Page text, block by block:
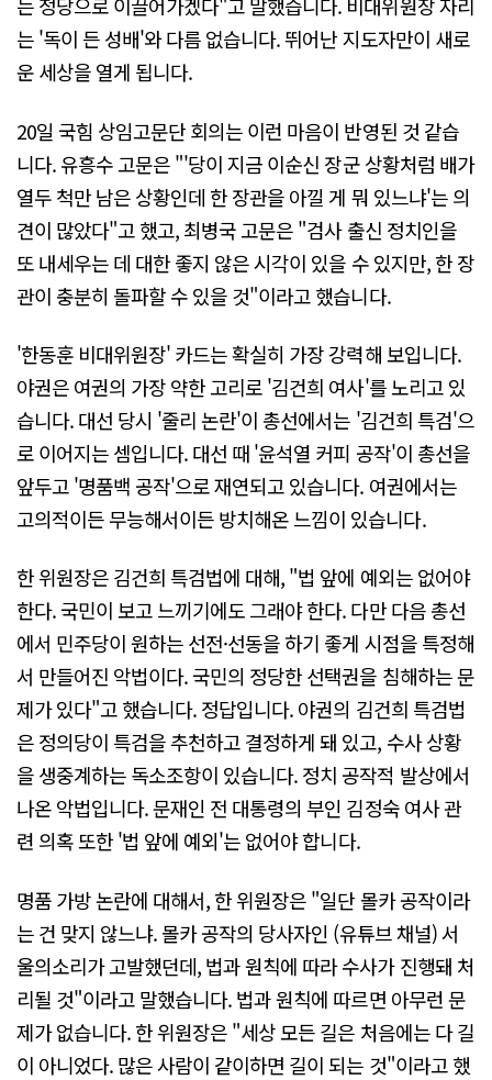
는 '독이 든 성배'와 다름 없습니다. 뛰어난 지도자만이 새로
운 세상을 열게 됩니다.
20일 국힘 상임고문단 회의는 이런 마음이 반영된 것 같습
니다. 유흥수 고문은 "'당이 지금 이순신 장군 상황처럼 배가
열두 척만 남은 상황인데 한 장관을 아낄 게 뭐 있느냐'는 의
견이 많았다"고 했고, 최병국 고문은 "검사 출신 정치인을
또 내세우는 데 대한 좋지 않은 시각이 있을 수 있지만, 한 장
관이 충분히 돌파할 수 있을 것"이라고 했습니다.
'한동훈 비대위원장' 카드는 확실히 가장 강력해 보입니다.
야권은 여권의 가장 약한 고리로 '김건희 여사'를 노리고 있
습니다. 대선 당시 '줄리 논란'이 총선에서는 '김건희 특검'으
로 이어지는 셈입니다. 대선 때 '윤석열 커피 공작'이 총선을
앞두고 '명품백 공작'으로 재연되고 있습니다. 여권에서는
고의적이든 무능해서이든 방치해온 느낌이 있습니다.
한 위원장은 김건희 특검법에 대해, "법 앞에 예외는 없어야
한다. 국민이 보고 느끼기에도 그래야 한다. 다만 다음 총선
에서 민주당이 원하는 선전·선동을 하기 좋게 시점을 특정해
서 만들어진 악법이다. 국민의 정당한 선택권을 침해하는 문
제가 있다"고 했습니다. 정답입니다. 야권의 김건희 특검법
은 정의당이 특검을 추천하고 결정하게 돼 있고, 수사 상황
을 생중계하는 독소조항이 있습니다. 정치 공작적 발상에서
나온 악법입니다. 문재인 전 대통령의 부인 김정숙 여사 관
련 의혹 또한 '법 앞에 예외'는 없어야 합니다.
명품 가방 논란에 대해서, 한 위원장은 "일단 몰카 공작이라
는 건 맞지 않느냐. 몰카 공작의 당사자인 (유튜브 채널) 서
울의소리가 고발했던데, 법과 원칙에 따라 수사가 진행돼 처
리될 것"이라고 말했습니다. 법과 원칙에 따르면 아무런 문
제가 없습니다. 한 위원장은 "세상 모든 길은 처음에는 다 길
이 아니었다. 많은 사람이 같이하면 길이 되는 것"이라고 했